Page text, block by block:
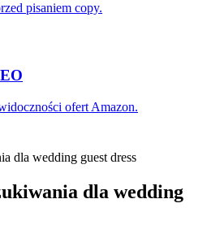
pisaniem copy.
ofert Amazon.
dla wedding guest dress
dla wedding